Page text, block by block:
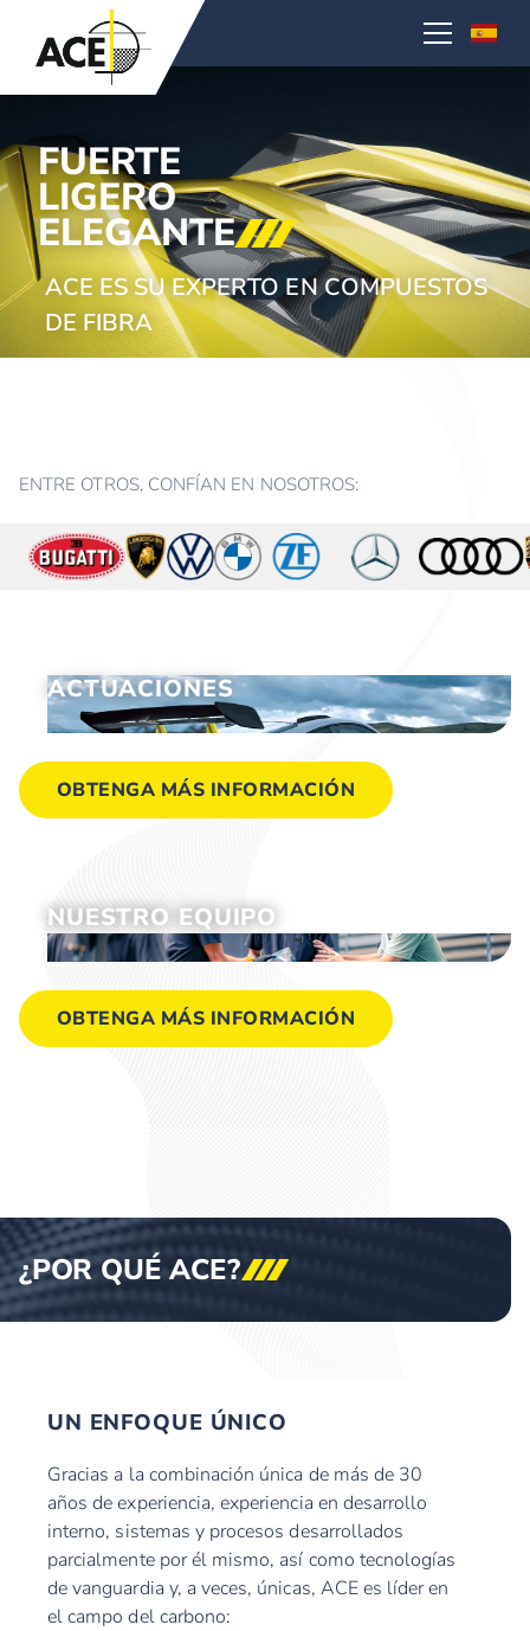
FUERTE
LIGERO
ELEGANTE
ACE ES SU EXPERTO EN COMPUESTOS
DE FIBRA
ENTRE OTROS, CONFÍAN EN NOSOTROS:
ACTUACIONES
OBTENGA MÁS INFORMACIÓN
NUESTRO EQUIPO
OBTENGA MÁS INFORMACIÓN
¿POR QUÉACE?
UN ENFOQUE ÚNICO
Gracias a la combinación única de más de 30
años de experiencia, experiencia en desarrollo
interno, sistemas y procesos desarrollados
parcialmente por él mismo, así como tecnologías
de vanguardia y, a veces, únicas, ACE es líder en
el campo del carbono: